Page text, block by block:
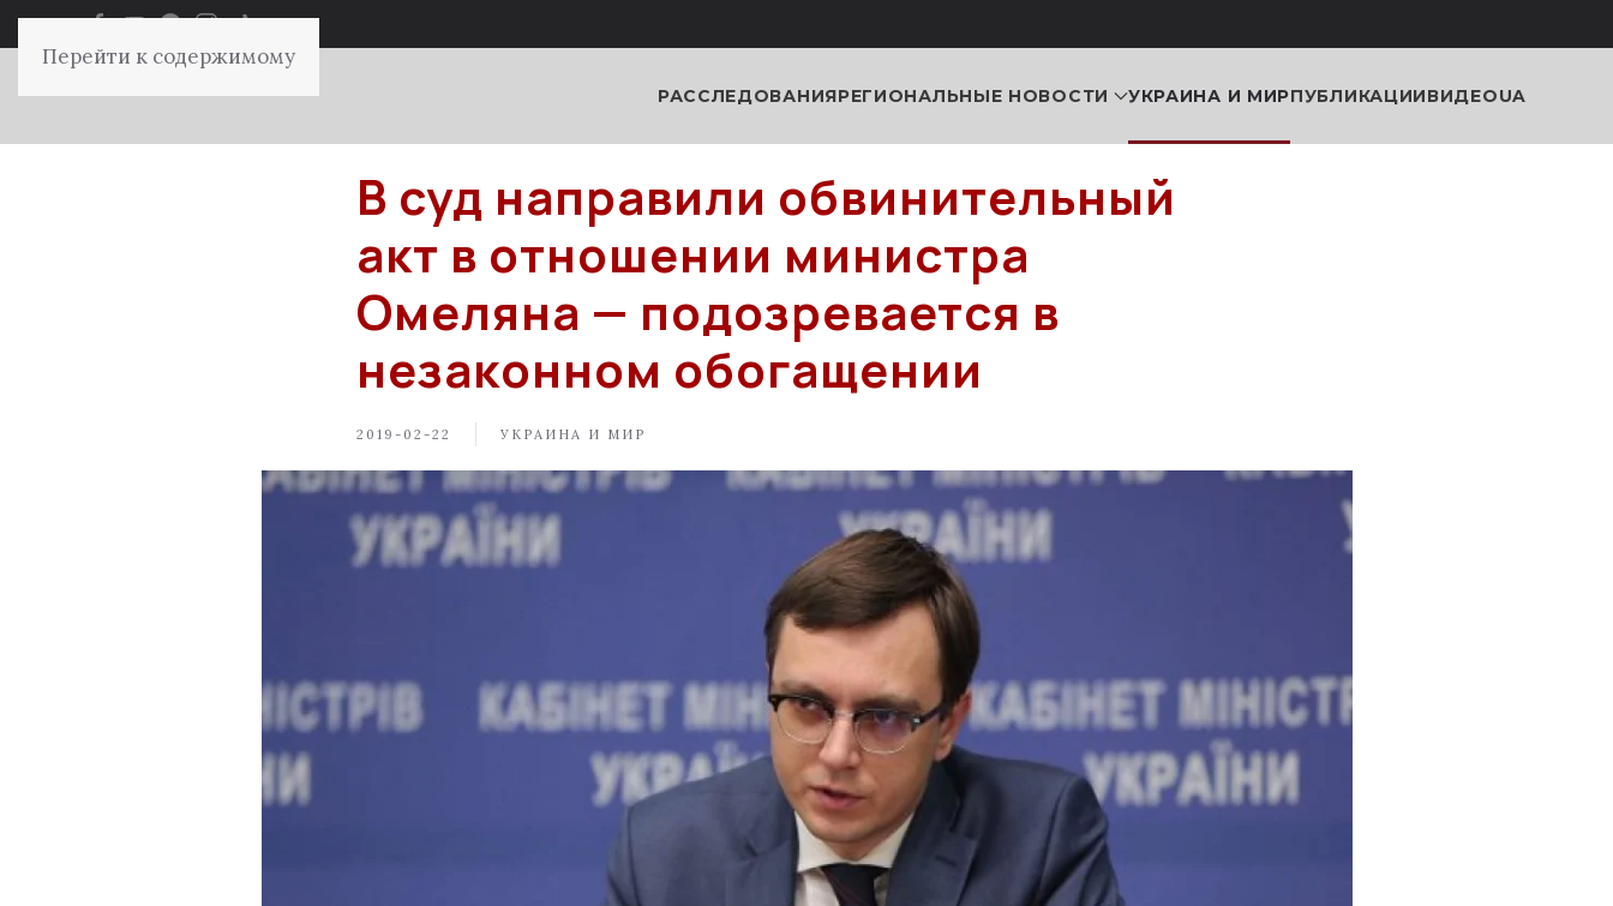
Перейти к содержимому
РАССЛЕДОВАНИЯРЕГИОНАЛЬНЫЕ НОВОСТИ УКРАИНА И МИРПУБЛИКАЦИИВИДЕОUA
В суд направили обвинительный
акт в отношении министра
Омеляна — подозревается в
незаконном обогащении
2019-02-22 УКРАИНА И МИР